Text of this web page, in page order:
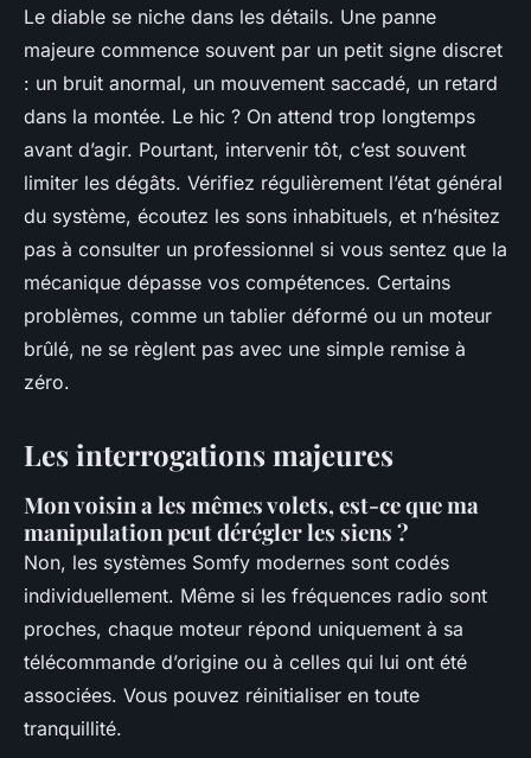
Le diable se niche dans les détails. Une panne
majeure commence souvent par un petit signe discret
: un bruit anormal, un mouvement saccadé, un retard
dans la montée. Le hic ? On attend trop longtemps
avant d’agir. Pourtant, intervenir tôt, c’est souvent
limiter les dégâts. Vérifiez régulièrement l’état général
du système, écoutez les sons inhabituels, et n’hésitez
pas à consulter un professionnel si vous sentez que la
mécanique dépasse vos compétences. Certains
problèmes, comme un tablier déformé ou un moteur
brûlé, ne se règlent pas avec une simple remise à
zéro.
Les interrogations majeures
Mon voisin a les mêmes volets, est-ce que ma
manipulation peut dérégler les siens ?
Non, les systèmes Somfy modernes sont codés
individuellement. Même si les fréquences radio sont
proches, chaque moteur répond uniquement à sa
télécommande d’origine ou à celles qui lui ont été
associées. Vous pouvez réinitialiser en toute
tranquillité.